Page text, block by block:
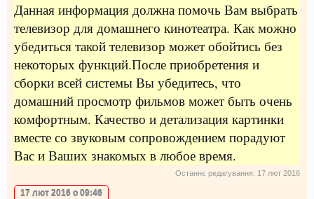
Данная информация должна помочь Вам выбрать
телевизор для домашнего кинотеатра. Как можно
убедиться такой телевизор может обойтись без
некоторых функций.После приобретения и
сборки всей системы Вы убедитесь, что
домашний просмотр фильмов может быть очень
комфортным. Качество и детализация картинки
вместе со звуковым сопровождением порадуют
Вас и Ваших знакомых в любое время.
Останнє редагування: 17 лют 2016
17 лют 2016 о 09:46